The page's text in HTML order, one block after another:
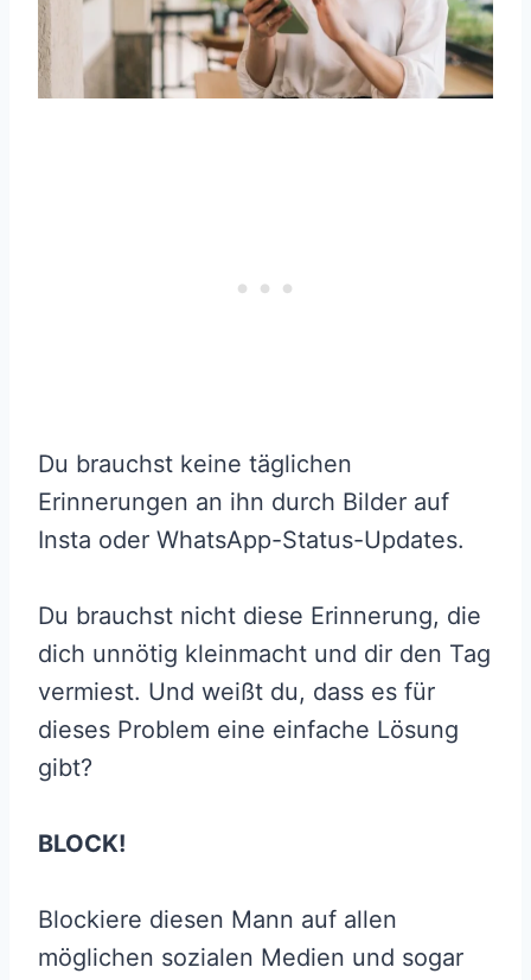
Du brauchst keine täglichen
Erinnerungen an ihn durch Bilder auf
Insta oder WhatsApp-Status-Updates.
Du brauchst nicht diese Erinnerung, die
dich unnötig kleinmacht und dir den Tag
vermiest. Und weißt du, dass es für
dieses Problem eine einfache Lösung
gibt?
BLOCK!
Blockiere diesen Mann auf allen
möglichen sozialen Medien und sogar